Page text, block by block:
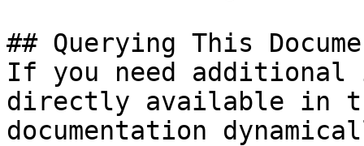
## Querying This
If you need
directly available in
documentation